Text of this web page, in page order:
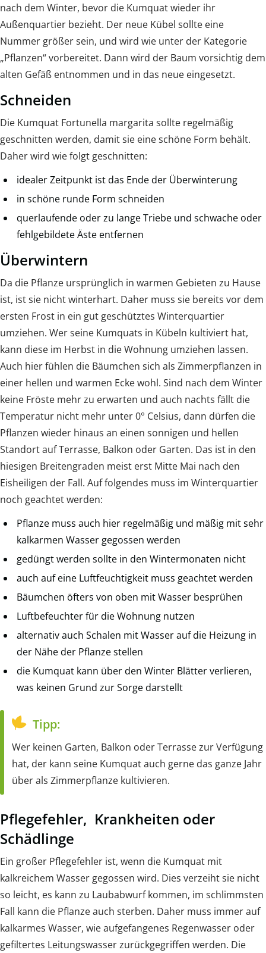
nach dem Winter, bevor die Kumquat wieder ihr
Außenquartier bezieht. Der neue Kübel sollte eine
Nummer größer sein, und wird wie unter der Kategorie
„Pflanzen“ vorbereitet. Dann wird der Baum vorsichtig dem
alten Gefäß entnommen und in das neue eingesetzt.
Schneiden
Die Kumquat Fortunella margarita sollte regelmäßig
geschnitten werden, damit sie eine schöne Form behält.
Daher wird wie folgt geschnitten:
idealer Zeitpunkt ist das Ende der Überwinterung
in schöne runde Form schneiden
querlaufende oder zu lange Triebe und schwache oder
fehlgebildete Äste entfernen
Überwintern
Da die Pflanze ursprünglich in warmen Gebieten zu Hause
ist, ist sie nicht winterhart. Daher muss sie bereits vor dem
ersten Frost in ein gut geschütztes Winterquartier
umziehen. Wer seine Kumquats in Kübeln kultiviert hat,
kann diese im Herbst in die Wohnung umziehen lassen.
Auch hier fühlen die Bäumchen sich als Zimmerpflanzen in
einer hellen und warmen Ecke wohl. Sind nach dem Winter
keine Fröste mehr zu erwarten und auch nachts fällt die
Temperatur nicht mehr unter 0° Celsius, dann dürfen die
Pflanzen wieder hinaus an einen sonnigen und hellen
Standort auf Terrasse, Balkon oder Garten. Das ist in den
hiesigen Breitengraden meist erst Mitte Mai nach den
Eisheiligen der Fall. Auf folgendes muss im Winterquartier
noch geachtet werden:
Pflanze muss auch hier regelmäßig und mäßig mit sehr
kalkarmen Wasser gegossen werden
gedüngt werden sollte in den Wintermonaten nicht
auch auf eine Luftfeuchtigkeit muss geachtet werden
Bäumchen öfters von oben mit Wasser besprühen
Luftbefeuchter für die Wohnung nutzen
alternativ auch Schalen mit Wasser auf die Heizung in
der Nähe der Pflanze stellen
die Kumquat kann über den Winter Blätter verlieren,
was keinen Grund zur Sorge darstellt
Tipp:
Wer keinen Garten, Balkon oder Terrasse zur Verfügung
hat, der kann seine Kumquat auch gerne das ganze Jahr
über als Zimmerpflanze kultivieren.
Pflegefehler, Krankheiten oder
Schädlinge
Ein großer Pflegefehler ist, wenn die Kumquat mit
kalkreichem Wasser gegossen wird. Dies verzeiht sie nicht
so leicht, es kann zu Laubabwurf kommen, im schlimmsten
Fall kann die Pflanze auch sterben. Daher muss immer auf
kalkarmes Wasser, wie aufgefangenes Regenwasser oder
gefiltertes Leitungswasser zurückgegriffen werden. Die